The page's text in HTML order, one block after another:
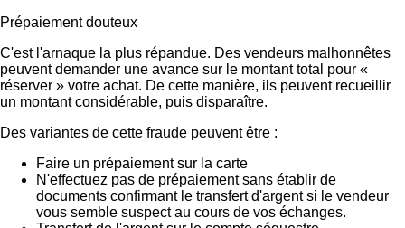
Prépaiement douteux
C'est l'arnaque la plus répandue. Des vendeurs malhonnêtes
peuvent demander une avance sur le montant total pour «
réserver » votre achat. De cette manière, ils peuvent recueillir
un montant considérable, puis disparaître.
Des variantes de cette fraude peuvent être :
Faire un prépaiement sur la carte
N'effectuez pas de prépaiement sans établir de
documents confirmant le transfert d'argent si le vendeur
vous semble suspect au cours de vos échanges.